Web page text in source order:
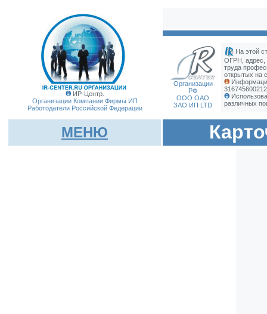
ИР-Центр.
Организации Компании Фирмы ИП
Работодатели Российской Федерации
Организации
РФ
ООО ОАО
ЗАО ИП LTD
На этой
ОГРН, адрес,
труда
открытых на
различных
МЕНЮ